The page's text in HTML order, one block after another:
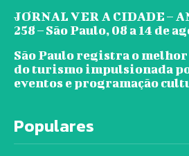
JORNAL VER A CIDADE –
258 – São Paulo, 08 a 14 de
São Paulo registra o
do turismo impulsionada
eventos e programação
Populares